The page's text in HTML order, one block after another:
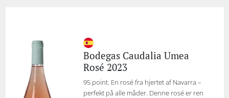
Bodegas Caudalia Umea
Rosé 2023
95 point. En rosé fra hjertet af Navarra –
perfekt på alle måder. Denne rosé er ren